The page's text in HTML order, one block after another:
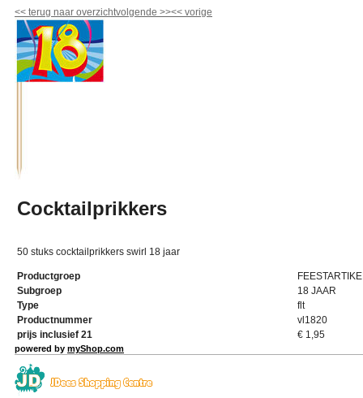
<< terug naar overzichtvolgende >><< vorige
Cocktailprikkers
50 stuks cocktailprikkers swirl 18 jaar
Productgroep
Subgroep
18 JAAR
Type
flt
Productnummer
vl1820
prijs inclusief 21
€ 1,95
powered by myShop.com